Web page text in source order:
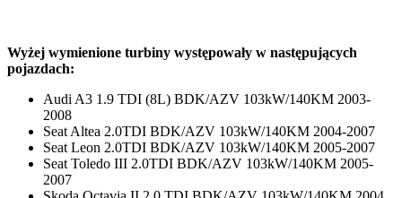
Wyżej wymienione turbiny występowały w następujących
pojazdach:
Audi A3 1.9 TDI (8L) BDK/AZV 103kW/140KM 2003-
2008
Seat Altea 2.0TDI BDK/AZV 103kW/140KM 2004-2007
Seat Leon 2.0TDI BDK/AZV 103kW/140KM 2005-2007
Seat Toledo III 2.0TDI BDK/AZV 103kW/140KM 2005-
2007